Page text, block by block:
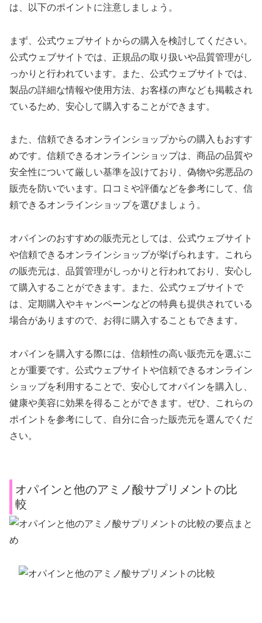
は、以下のポイントに注意しましょう。
まず、公式ウェブサイトからの購入を検討してください。
公式ウェブサイトでは、正規品の取り扱いや品質管理がし
っかりと行われています。また、公式ウェブサイトでは、
製品の詳細な情報や使用方法、お客様の声なども掲載され
ているため、安心して購入することができます。
また、信頼できるオンラインショップからの購入もおすす
めです。信頼できるオンラインショップは、商品の品質や
安全性について厳しい基準を設けており、偽物や劣悪品の
販売を防いでいます。口コミや評価などを参考にして、信
頼できるオンラインショップを選びましょう。
オパインのおすすめの販売元としては、公式ウェブサイト
や信頼できるオンラインショップが挙げられます。これら
の販売元は、品質管理がしっかりと行われており、安心し
て購入することができます。また、公式ウェブサイトで
は、定期購入やキャンペーンなどの特典も提供されている
場合がありますので、お得に購入することもできます。
オパインを購入する際には、信頼性の高い販売元を選ぶこ
とが重要です。公式ウェブサイトや信頼できるオンライン
ショップを利用することで、安心してオパインを購入し、
健康や美容に効果を得ることができます。ぜひ、これらの
ポイントを参考にして、自分に合った販売元を選んでくだ
さい。
オパインと他のアミノ酸サプリメントの比
較